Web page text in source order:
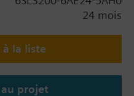
mm.
10 mm lorsqu'on
lorsqu'on utilise un
24 mois
la liste
projet